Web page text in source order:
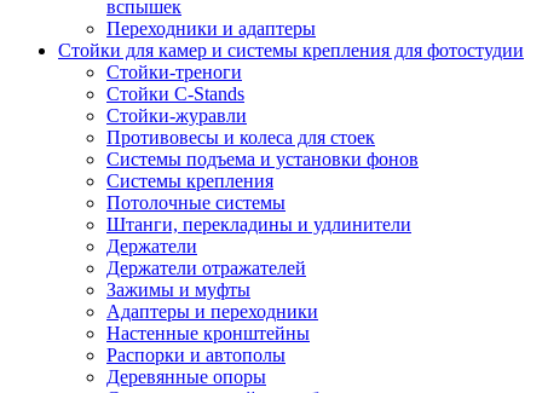
вспышек
Переходники и адаптеры
Стойки для камер и системы крепления для фотостудии
Стойки-треноги
Стойки C-Stands
Стойки-журавли
Противовесы и колеса для стоек
Системы подъема и установки фонов
Системы крепления
Потолочные системы
Штанги, перекладины и удлинители
Держатели
Держатели отражателей
Зажимы и муфты
Адаптеры и переходники
Настенные кронштейны
Распорки и автополы
Деревянные опоры